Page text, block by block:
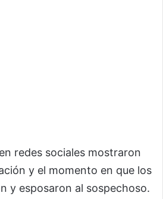
redes sociales mostraron
y el momento en que los
y esposaron al sospechoso.